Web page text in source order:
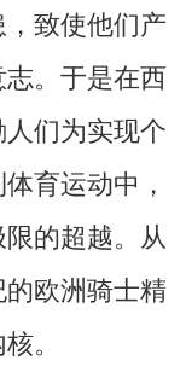
致使他们产
。于是在西
们为实现个
育运动中，
的超越。从
欧洲骑士精
。